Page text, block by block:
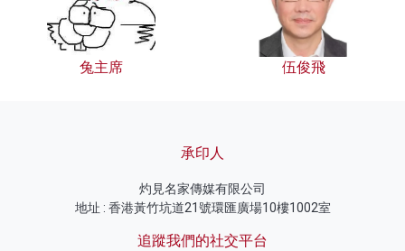
兔主席 伍俊飛
承印人
灼見名家傳媒有限公司
地址 : 香港黃竹坑道21號環匯廣場10樓1002室
追蹤我們的社交平台